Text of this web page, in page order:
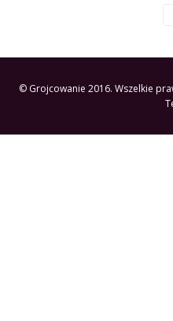
© Grojcowanie 2016. Wszelkie